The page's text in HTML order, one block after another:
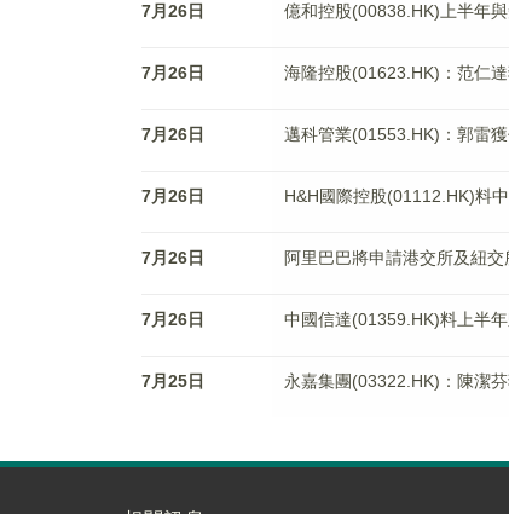
7月26日 億和控股(00838.HK)上半年
7月26日 海隆控股(01623.HK)：范仁
7月26日 邁科管業(01553.HK)：郭雷
7月26日 H&H國際控股(01112.HK)料
7月26日 阿里巴巴將申請港交所及紐
7月26日 中國信達(01359.HK)料上半
7月25日 永嘉集團(03322.HK)：陳潔